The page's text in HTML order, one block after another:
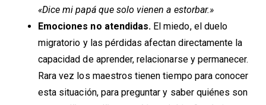
«Dice mi papá que solo vienen a estorbar.»
Emociones no atendidas. El miedo, el duelo
migratorio y las pérdidas afectan directamente la
capacidad de aprender, relacionarse y permanecer.
Rara vez los maestros tienen tiempo para conocer
esta situación, para preguntar y saber quiénes son